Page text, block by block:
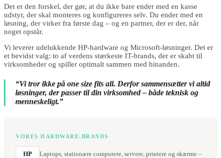
Det er den forskel, der gør, at du ikke bare ender med en kasse
udstyr, der skal monteres og konfigureres selv. Du ender med en
løsning, der virker fra første dag – og en partner, der er der, når
noget opstår.
Vi leverer udelukkende HP-hardware og Microsoft-løsninger. Det er
et bevidst valg: to af verdens stærkeste IT-brands, der er skabt til
virksomheder og spiller optimalt sammen med hinanden.
“Vi tror ikke på one size fits all. Derfor sammensætter vi altid
løsninger, der passer til din virksomhed – både teknisk og
menneskeligt.”
VORES HARDWARE-BRANDS
HP
Laptops, stationære computere, servere, printere og skærme –